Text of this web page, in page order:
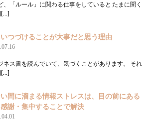
、「ルール」に関わる仕事をしていると たまに聞く
つづけることが大事だと思う理由
ネス書を読んでいて、気づくことがあります。 それ
間に溜まる情報ストレスは、目の前にある
謝・集中することで解決